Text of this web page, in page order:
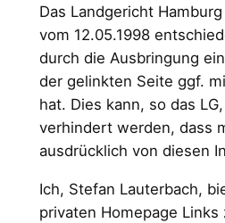
Das Landgericht
vom 12.05.1998
durch die Ausbringung
der gelinkten Seite ggf.
hat. Dies kann, so das
verhindert werden, dass
ausdrücklich von diesen
Ich, Stefan Lauterbach,
privaten Homepage